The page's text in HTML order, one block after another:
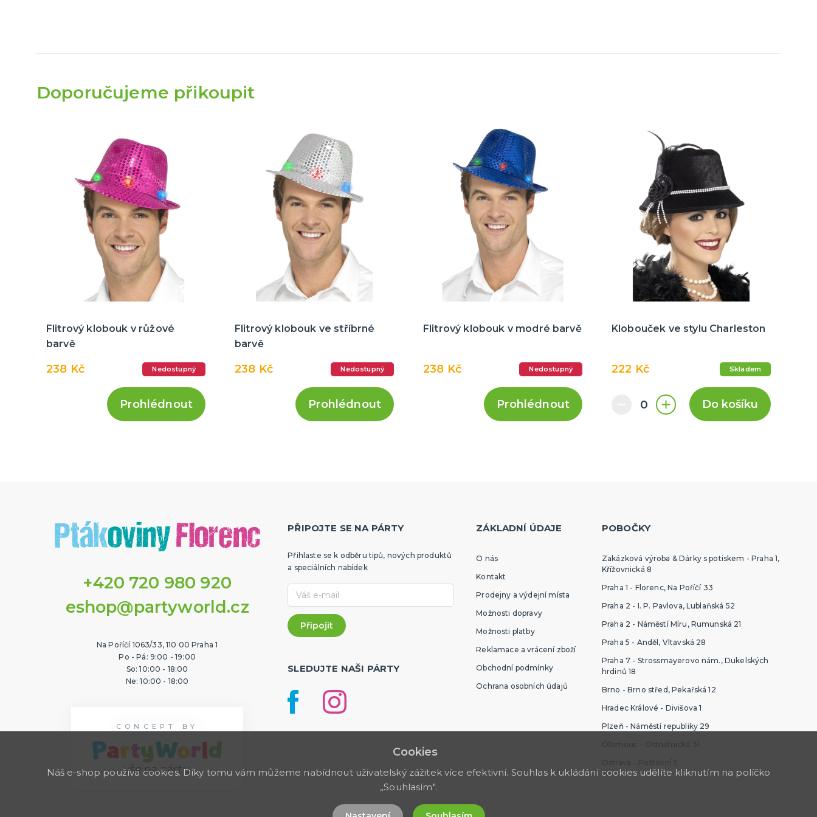
Doporučujeme přikoupit
Flitrový klobouk v růžové
barvě
238 Kč Nedostupný
Prohlédnout
Flitrový klobouk ve stříbrné
barvě
238 Kč Nedostupný
Prohlédnout
Flitrový klobouk v modré barvě
238 Kč Nedostupný
Prohlédnout
Klobouček ve stylu Charleston
222 Kč Skladem
Do košíku
+420 720 980 920
eshop@partyworld.cz
Na Poříčí 1063/33, 110 00 Praha 1
Po - Pá: 9:00 - 19:00
So: 10:00 - 18:00
Ne: 10:00 - 18:00
CONCEPT BY
PŘIPOJTE SE NA PÁRTY
Přihlaste se k odběru tipů, nových produktů
a speciálních nabídek
SLEDUJTE NAŠI PÁRTY
ZÁKLADNÍ ÚDAJE
O nás
Kontakt
Prodejny a výdejní místa
Možnosti dopravy
Možnosti platby
Reklamace a vrácení zboží
Obchodní podmínky
Ochrana osobních údajů
POBOČKY
Zakázková výroba & Dárky s potiskem - Praha 1,
Křížovnická 8
Praha 1 - Florenc, Na Poříčí 33
Praha 2 - I. P. Pavlova, Lublaňská 52
Praha 2 - Náměstí Míru, Rumunská 21
Praha 5 - Anděl, Vltavská 28
Praha 7 - Strossmayerovo nám., Dukelských
hrdinů 18
Brno - Brno střed, Pekařská 12
Hradec Králové - Divišova 1
Plzeň - Náměstí republiky 29
Olomouc - Ostružnická 31
Ostrava - Poštovní 5
Cookies
Náš e-shop používá cookies. Díky tomu vám můžeme nabídnout uživatelský zážitek více efektivní. Souhlas k ukládání cookies udělíte kliknutím na políčko
„Souhlasím".